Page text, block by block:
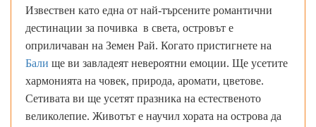
Извествен като една от най-търсените романтични
дестинации за почивка в света, островът е
оприличаван на Земен Рай. Когато пристигнете на
Бали ще ви завладеят невероятни емоции. Ще усетите
хармонията на човек, природа, аромати, цветове.
Сетивата ви ще усетят празника на естественото
великолепие. Животът е научил хората на острова да